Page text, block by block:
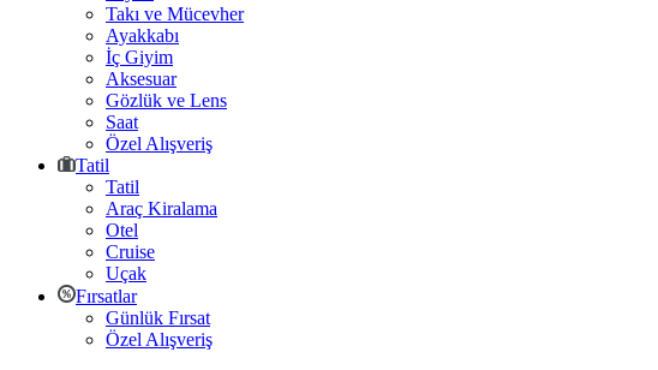
Takı ve Mücevher
Ayakkabı
İç Giyim
Aksesuar
Gözlük ve Lens
Saat
Özel Alışveriş
Tatil
Tatil
Araç Kiralama
Otel
Cruise
Uçak
Fırsatlar
Günlük Fırsat
Özel Alışveriş